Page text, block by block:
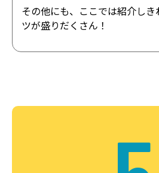
その他にも、ここでは紹介し
ツが盛りだくさん！